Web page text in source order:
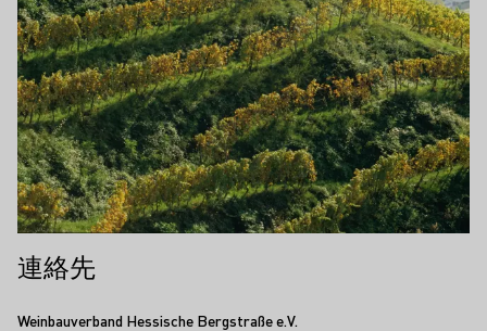
連絡先
Weinbauverband Hessische Bergstraße e.V.